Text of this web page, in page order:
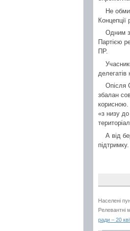
Не
Одним з
Партією
ПР.
Опісля
збалан
корисною.
«з низу
А від
підтримку.
Населені
Релевантні
ради – 20